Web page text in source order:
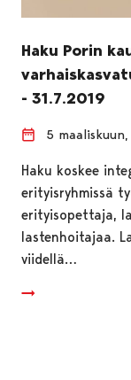
Haku Porin
- 31.7.2019
5
Haku koskee
erityisryhmissä
erityisopettaja,
lastenhoitajaa.
viidellä…